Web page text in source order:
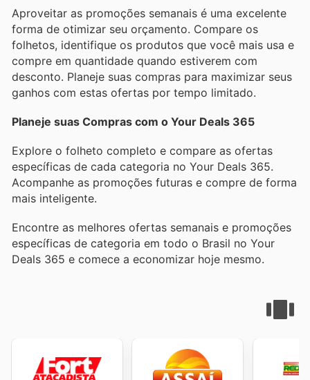
Aproveitar as promoções semanais é uma excelente
forma de otimizar seu orçamento. Compare os
folhetos, identifique os produtos que você mais usa e
compre em quantidade quando estiverem com
desconto. Planeje suas compras para maximizar seus
ganhos com estas ofertas por tempo limitado.
Planeje suas Compras com o Your Deals 365
Explore o folheto completo e compare as ofertas
específicas de cada categoria no Your Deals 365.
Acompanhe as promoções futuras e compre de forma
mais inteligente.
Encontre as melhores ofertas semanais e promoções
específicas de categoria em todo o Brasil no Your
Deals 365 e comece a economizar hoje mesmo.